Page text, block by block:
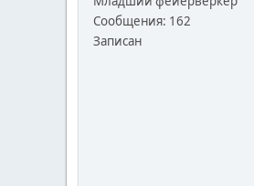
Сообщения: 162
Записан